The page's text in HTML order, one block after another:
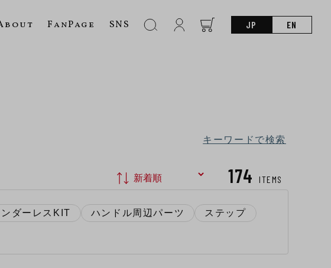
FanPage SNS JP EN
キーワードで検索
174 ITEMS
ダーレスKIT ハンドル周辺パーツ
ステップ